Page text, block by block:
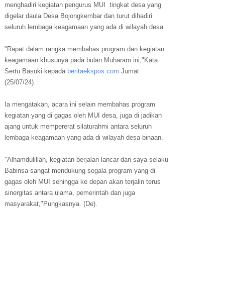
menghadiri kegiatan pengurus MUI tingkat desa yang
digelar daula Desa Bojongkembar dan turut dihadiri
seluruh lembaga keagamaan yang ada di wilayah desa.
"Rapat dalam rangka membahas program dan kegiatan
keagamaan khusunya pada bulan Muharam ini,"Kata
Sertu Basuki kepada beritaekspos.com Jumat
(25/07/24).
Ia mengatakan, acara ini selain membahas program
kegiatan yang di gagas oleh MUI desa, juga di jadikan
ajang untuk mempererat silaturahmi antara seluruh
lembaga keagamaan yang ada di wilayah desa binaan.
"Alhamdulillah, kegiatan berjalan lancar dan saya selaku
Babinsa sangat mendukung segala program yang di
gagas oleh MUI sehingga ke depan akan terjalin terus
sinergitas antara ulama, pemerintah dan juga
masyarakat,"Pungkasnya. (De).